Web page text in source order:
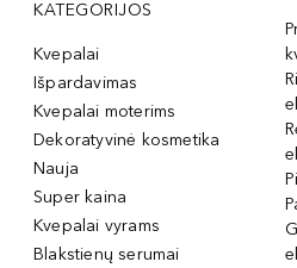
KATEGORIJOS
Kvepalai
Išpardavimas
Kvepalai moterims
Dekoratyvinė kosmetika
Nauja
Super kaina
Kvepalai vyrams
Blakstienų serumai